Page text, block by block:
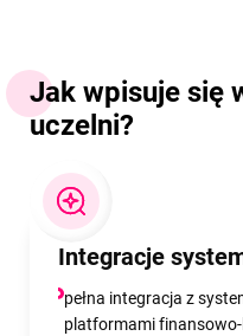
Jak wpisuje się
uczelni?
Integracje
pełna integracja z
platformami